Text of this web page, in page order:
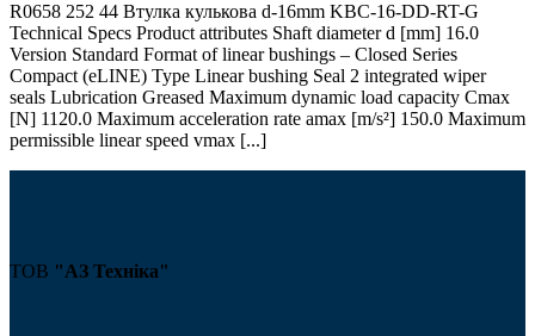
R0658 252 44 Втулка кулькова d-16mm KBC-16-DD-RT-G
Technical Specs Product attributes Shaft diameter d [mm] 16.0
Version Standard Format of linear bushings – Closed Series
Compact (eLINE) Type Linear bushing Seal 2 integrated wiper
seals Lubrication Greased Maximum dynamic load capacity Cmax
[N] 1120.0 Maximum acceleration rate amax [m/s²] 150.0 Maximum
permissible linear speed vmax [...]
ТОВ "АЗ Техніка"